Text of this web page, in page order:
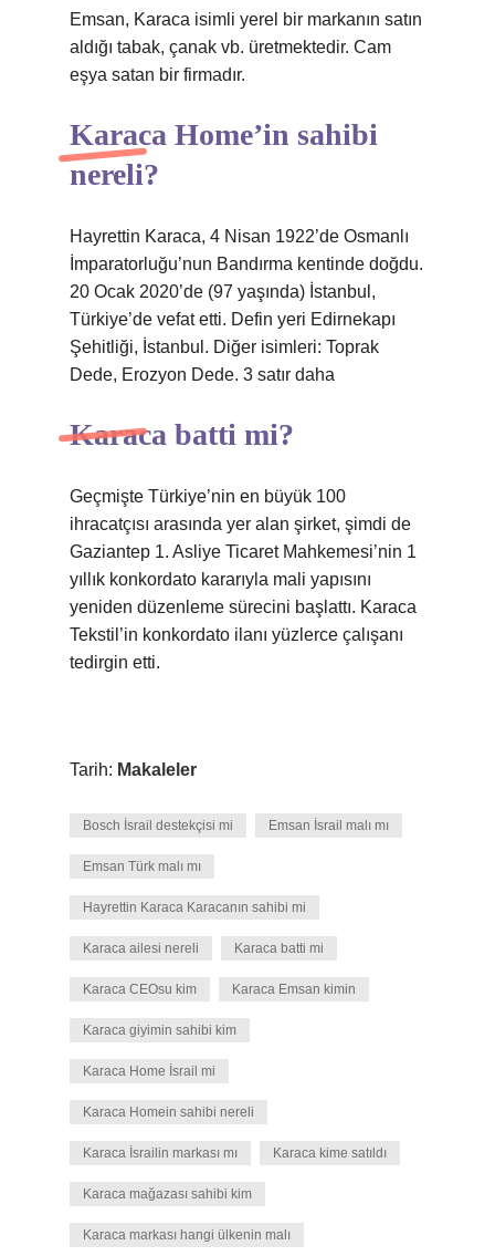
Emsan, Karaca isimli yerel bir markanın satın
aldığı tabak, çanak vb. üretmektedir. Cam
eşya satan bir firmadır.
Karaca Home’in sahibi
nereli?
Hayrettin Karaca, 4 Nisan 1922’de Osmanlı
İmparatorluğu’nun Bandırma kentinde doğdu.
20 Ocak 2020’de (97 yaşında) İstanbul,
Türkiye’de vefat etti. Defin yeri Edirnekapı
Şehitliği, İstanbul. Diğer isimleri: Toprak
Dede, Erozyon Dede. 3 satır daha
Karaca batti mi?
Geçmişte Türkiye’nin en büyük 100
ihracatçısı arasında yer alan şirket, şimdi de
Gaziantep 1. Asliye Ticaret Mahkemesi’nin 1
yıllık konkordato kararıyla mali yapısını
yeniden düzenleme sürecini başlattı. Karaca
Tekstil’in konkordato ilanı yüzlerce çalışanı
tedirgin etti.
Tarih: Makaleler
Bosch İsrail destekçisi mi Emsan İsrail malı mı
Emsan Türk malı mı
Hayrettin Karaca Karacanın sahibi mi
Karaca ailesi nereli Karaca batti mi
Karaca CEOsu kim Karaca Emsan kimin
Karaca giyimin sahibi kim
Karaca Home İsrail mi
Karaca Homein sahibi nereli
Karaca İsrailin markası mı Karaca kime satıldı
Karaca mağazası sahibi kim
Karaca markası hangi ülkenin malı